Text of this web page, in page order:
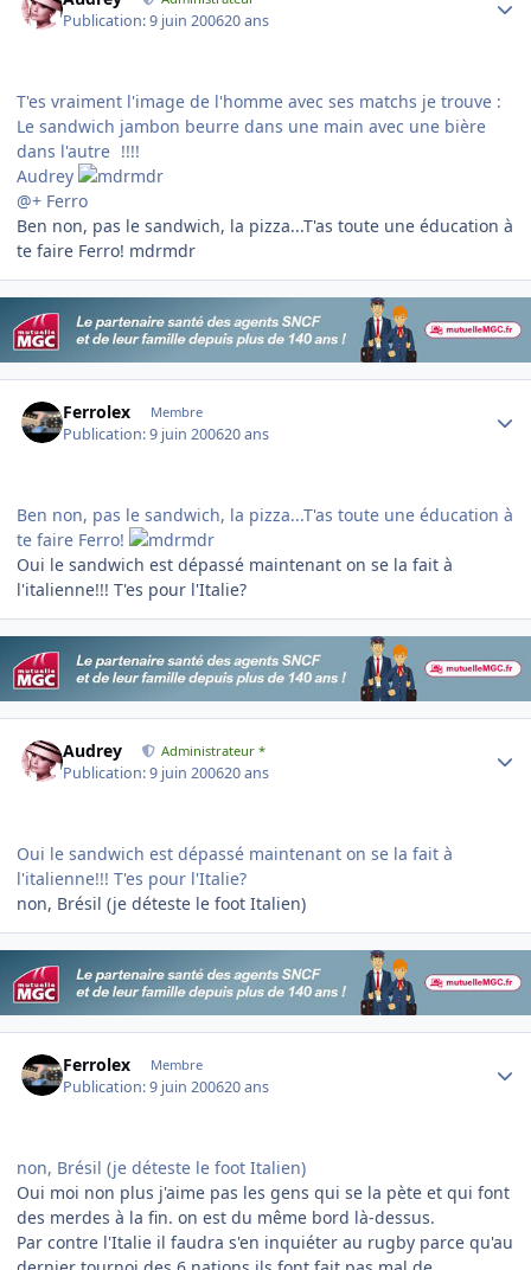
Publication:9 juin 200620 ans
T'es vraiment l'image de l'homme avec ses matchs je trouve :
Le sandwich jambon beurre dans une main avec une bière
dans l'autre !!!!
Audrey
@+ Ferro
Ben non, pas le sandwich, la pizza...T'as toute une éducation à
te faire Ferro! mdrmdr
Ferrolex Membre
Publication:9 juin 200620 ans
Ben non, pas le sandwich, la pizza...T'as toute une éducation à
te faire Ferro!
Oui le sandwich est dépassé maintenant on se la fait à
l'italienne!!! T'es pour l'Italie?
Audrey Administrateur *
Publication:9 juin 200620 ans
Oui le sandwich est dépassé maintenant on se la fait à
l'italienne!!! T'es pour l'Italie?
non, Brésil (je déteste le foot Italien)
Ferrolex Membre
Publication:9 juin 200620 ans
non, Brésil (je déteste le foot Italien)
Oui moi non plus j'aime pas les gens qui se la pète et qui font
des merdes à la fin. on est du même bord là-dessus.
Par contre l'Italie il faudra s'en inquiéter au rugby parce qu'au